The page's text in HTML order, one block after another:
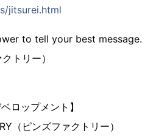
jitsurei.html
to tell your best message.
トリー）
ロップメント】
（ピンズファクトリー）